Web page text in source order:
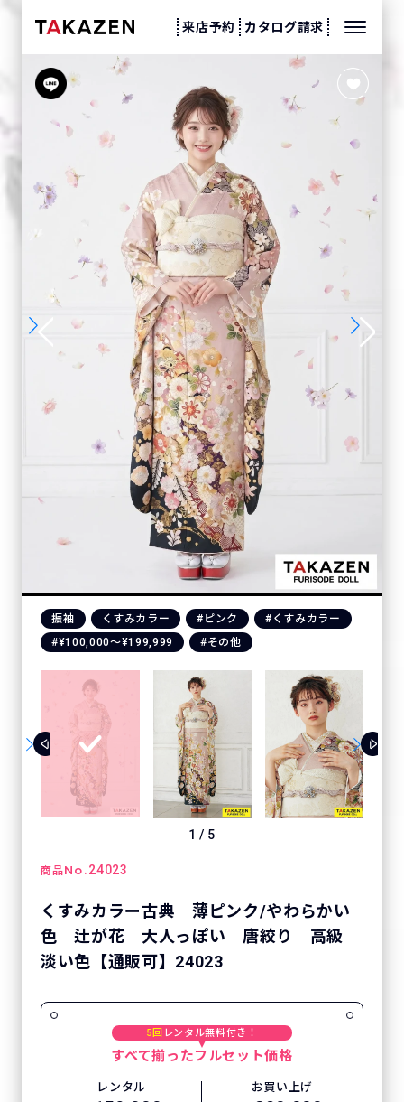
来店予約 カタログ請求
振袖 くすみカラー #ピンク
#くすみカラー
#¥100,000〜¥199,999
#その他
1 / 5
商品No.24023
くすみカラー古典 薄ピンク/やわらかい
色 辻が花 大人っぽい 唐絞り 高級
淡い色【通販可】24023
5回 レンタル無料付き！
すべて揃ったフルセット価格
レンタル
お買い上げ